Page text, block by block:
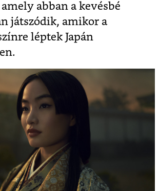
abban a kevésbé
játszódik, amikor a
léptek Japán